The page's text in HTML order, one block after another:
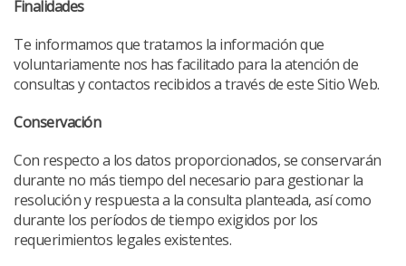
Finalidades
Te informamos que tratamos la información que
voluntariamente nos has facilitado para la atención de
consultas y contactos recibidos a través de este Sitio Web.
Conservación
Con respecto a los datos proporcionados, se conservarán
durante no más tiempo del necesario para gestionar la
resolución y respuesta a la consulta planteada, así como
durante los períodos de tiempo exigidos por los
requerimientos legales existentes.